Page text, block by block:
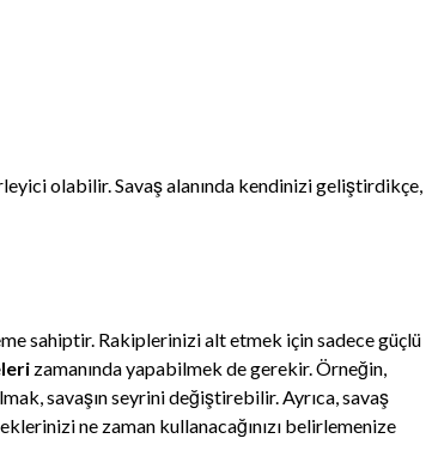
olabilir. Savaş alanında kendinizi geliştirdikçe,
sahiptir. Rakiplerinizi alt etmek için sadece güçlü
zamanında yapabilmek de gerekir. Örneğin,
savaşın seyrini değiştirebilir. Ayrıca, savaş
ne zaman kullanacağınızı belirlemenize